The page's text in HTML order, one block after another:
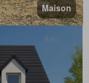
Maison